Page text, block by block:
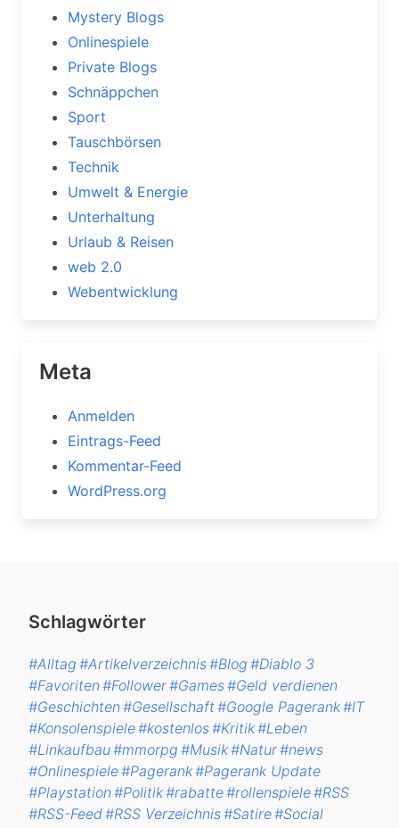
Mystery Blogs
Onlinespiele
Private Blogs
Schnäppchen
Sport
Tauschbörsen
Technik
Umwelt & Energie
Unterhaltung
Urlaub & Reisen
web 2.0
Webentwicklung
Meta
Anmelden
Eintrags-Feed
Kommentar-Feed
WordPress.org
Schlagwörter
#Alltag #Artikelverzeichnis#Blog #Diablo 3
#Favoriten#Follower#Games#Geld verdienen
#Geschichten#Gesellschaft#Google Pagerank#IT
#Konsolenspiele#kostenlos#Kritik#Leben
#Linkaufbau#mmorpg #Musik#Natur#news
#Onlinespiele#Pagerank#Pagerank Update
#Playstation#Politik#rabatte#rollenspiele#RSS
#RSS-Feed#RSS Verzeichnis#Satire#Social